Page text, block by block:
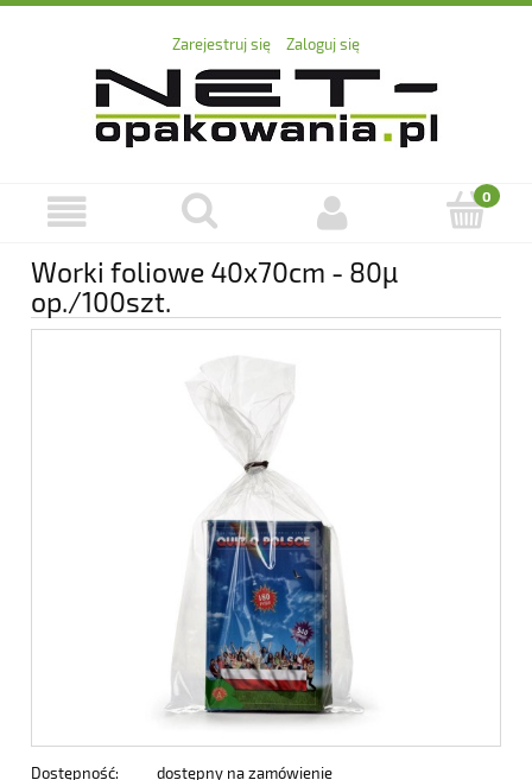
Zarejestruj się Zaloguj się
Worki foliowe 40x70cm - 80µ
op./100szt.
Dostępność:
dostępny na zamówienie